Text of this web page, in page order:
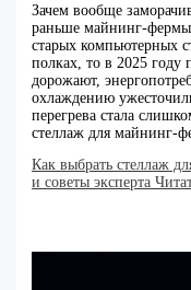
Зачем вообще
раньше майнинг-
старых компьютерных
полках, то в 2025 году
дорожают,
охлаждению
перегрева стала
стеллаж для майнинг-
Как выбрать стеллаж
и советы эксперта